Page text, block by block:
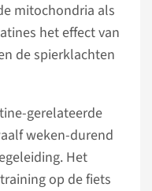
mitochondria als
het effect van
de spierklachten
gerelateerde
weken-durend
Het
op de fiets